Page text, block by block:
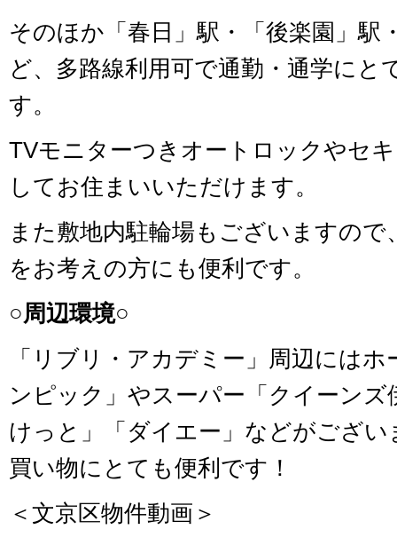
そのほか「春日」駅・「後楽園」駅
ど、多路線利用可で通勤・通学にと
す。
TVモニターつきオートロックやセ
してお住まいいただけます。
また敷地内駐輪場もございますので
をお考えの方にも便利です。
○周辺環境○
「リブリ・アカデミー」周辺には
ンピック」やスーパー「クイーンズ
けっと」「ダイエー」などがござ
買い物にとても便利です！
＜文京区物件動画＞